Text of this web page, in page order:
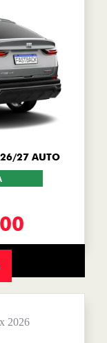
26/27 AUTO
2026